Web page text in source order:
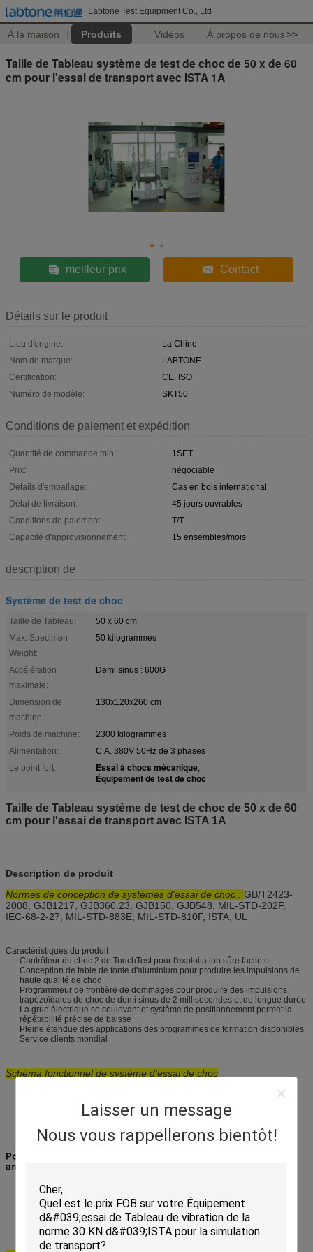
Labtone Test Equipment Co., Ltd
À la maison Produits Vidéos À propos de nous>>
Laisser un message
Nous vous rappellerons bientôt!
Taille de Tableau système de test de choc de 50 x de 60
cm pour l'essai de transport avec ISTA 1A
meilleur prix Contact
Détails sur le produit
Lieu d'origine:
La Chine
Nom de marque:
LABTONE
Certification:
CE, ISO
Numéro de modèle:
SKT50
Conditions de paiement et expédition
Quantité de commande min:
1SET
Prix:
négociable
Détails d'emballage:
Cas en bois international
Délai de livraison:
45 jours ouvrables
Conditions de paiement:
T/T.
Capacité d'approvisionnement:
15 ensembles/mois
description de
Système de test de choc
Taille de Tableau:
50 x 60 cm
Max. Specimen
Weight:
50 kilogrammes
Accélération
maximale:
Demi sinus : 600G
Dimension de
machine:
130x120x260 cm
Poids de machine:
2300 kilogrammes
Alimentation:
C.A. 380V 50Hz de 3 phases
Le point fort:
Essai à chocs mécanique,
Équipement de test de choc
Taille de Tableau système de test de choc de 50 x de 60
cm pour l'essai de transport avec ISTA 1A
Description de produit
Normes de conception de systèmes d'essai de choc : GB/T2423-
2008, GJB1217, GJB360.23, GJB150, GJB548, MIL-STD-202F,
IEC-68-2-27, MIL-STD-883E, MIL-STD-810F, ISTA, UL
Caractéristiques du produit
Contrôleur du choc 2 de TouchTest pour l'exploitation sûre facile et
Conception de table de fonte d'aluminium pour produire les impulsions de
haute qualité de choc
Programmeur de frontière de dommages pour produire des impulsions
trapézoïdales de choc de demi sinus de 2 millisecondes et de longue durée
La grue électrique se soulevant et système de positionnement permet la
répétabilité précise de baisse
Pleine étendue des applications des programmes de formation disponibles
Service clients mondial
Schéma fonctionnel de système d'essai de choc